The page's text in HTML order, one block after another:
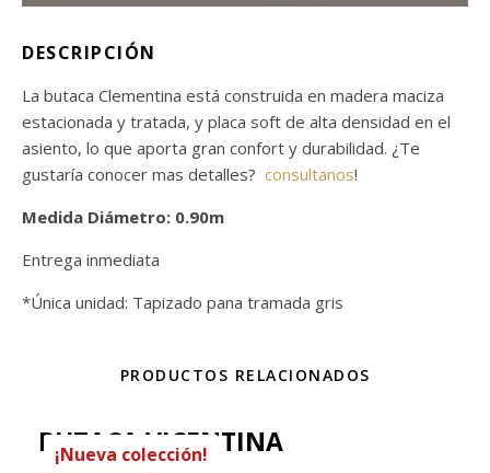
DESCRIPCIÓN
La butaca Clementina está construida en madera maciza
estacionada y tratada, y placa soft de alta densidad en el
asiento, lo que aporta gran confort y durabilidad. ¿Te
gustaría conocer mas detalles? consultanos!
Medida Diámetro: 0.90m
Entrega inmediata
*Única unidad: Tapizado pana tramada gris
PRODUCTOS RELACIONADOS
BUTACA VICENTINA
¡Nueva colección!